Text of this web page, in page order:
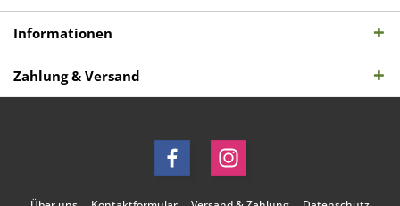
Informationen
Zahlung & Versand